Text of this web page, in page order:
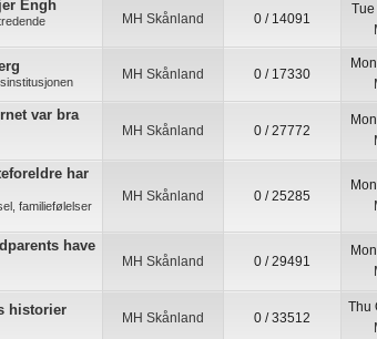
Engh
MH Skånland 0 / 14091
MH Skånland 0 / 17330
var bra
MH Skånland 0 / 27772
har
familiefølelser
MH Skånland 0 / 25285
have
MH Skånland 0 / 29491
historier MH Skånland 0 / 33512
Thu